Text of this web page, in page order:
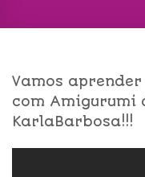
Vamos
com Amigurumi
KarlaBarbosa!!!